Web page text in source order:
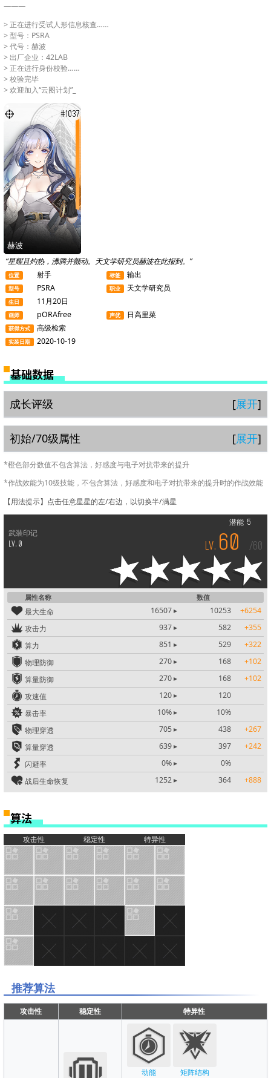
———
> 正在进行受试人形信息核查……
> 型号：PSRA
> 代号：赫波
> 出厂企业：42LAB
> 正在进行身份校验……
> 校验完毕
> 欢迎加入“云图计划”_
#1037
赫波
“星耀且灼热，沸腾并颤动。天文学研究员赫波在此报到。”
位置 射手 标签 输出
型号 PSRA 职业 天文学研究员
生日 11月20日
画师 pORAfree 声优 日高里菜
获得方式 高级检索
实装日期 2020-10-19
基础数据
展开
成长评级
展开
初始/70级属性
*橙色部分数值不包含算法，好感度与电子对抗带来的提升
*作战效能为10级技能，不包含算法，好感度和电子对抗带来的提升时的作战效能
【用法提示】点击任意星星的左/右边，以切换半/满星
武装印记
LV.
潜能
LV. /60
属性名称 数值
最大生命 16507 10253
+6254
攻击力
937 582
+355
算力
851 529
+322
物理防御
270 168
+102
算量防御
270 168
+102
攻速值
120
120
暴击率
10%
10%
物理穿透
705 438
+267
算量穿透
639 397
+242
闪避率
0%
0%
战后生命恢复
1252 364 +888
算法
攻击性 稳定性 特异性
推荐算法
攻击性 稳定性 特异性
动能 矩阵结构